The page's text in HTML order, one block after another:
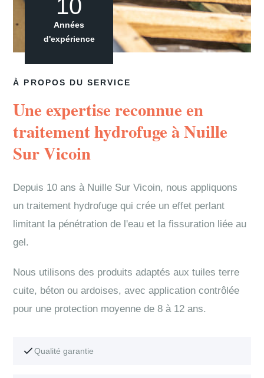
À PROPOS DU SERVICE
Une expertise reconnue en
traitement hydrofuge à Nuille
Sur Vicoin
Depuis 10 ans à Nuille Sur Vicoin, nous appliquons
un traitement hydrofuge qui crée un effet perlant
limitant la pénétration de l'eau et la fissuration liée au
gel.
Nous utilisons des produits adaptés aux tuiles terre
cuite, béton ou ardoises, avec application contrôlée
pour une protection moyenne de 8 à 12 ans.
Qualité garantie
10
Années
d'expérience